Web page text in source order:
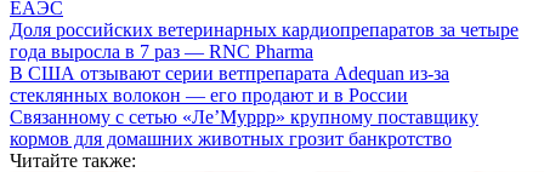
ЕАЭС
Доля российских ветеринарных кардиопрепаратов за четыре
года выросла в 7 раз — RNC Pharma
В США отзывают серии ветпрепарата Adequan из-за
стеклянных волокон — его продают и в России
Связанному с сетью «Ле’Муррр» крупному поставщику
кормов для домашних животных грозит банкротство
Читайте также: